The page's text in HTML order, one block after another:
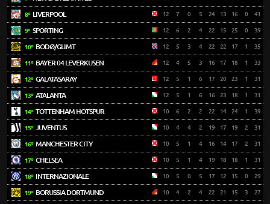
8ºLIVERPOOL 12 7 0 5 24 13 16 0 41
9ºSPORTING 12 6 2 4 22 15 25 0 39
10ºBODØ/GLIMT 12 5 3 4 22 22 17 1 35
11ºBAYER 04 LEVERKUSEN 12 4 5 3 16 17 18 1 33
12ºGALATASARAY 12 5 1 6 17 20 23 1 31
13ºATALANTA 12 5 1 6 16 23 18 1 31
14ºTOTTENHAM HOTSPUR 10 6 2 2 22 14 24 1 39
15ºJUVENTUS 10 4 4 2 19 17 19 2 31
16ºMANCHESTER CITY 10 5 1 4 16 14 17 2 31
17ºCHELSEA 10 5 1 4 19 18 18 1 31
18ºINTERNAZIONALE 10 5 0 5 17 12 15 0 29
19ºBORUSSIA DORTMUND 10 4 2 4 22 21 15 3 27